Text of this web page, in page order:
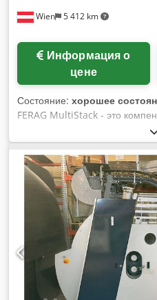
Wien 5 412 km
цене
Состояние: хорошее
FERAG MultiStack - это
который используется в
печатной продукции. Dsdetk